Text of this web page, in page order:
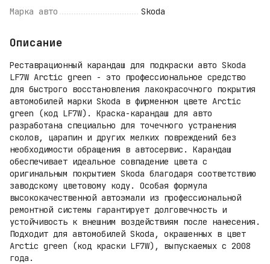
Марка авто Skoda
Описание
Реставрационный карандаш для подкраски авто Skoda
LF7W Arctic green - это профессиональное средство
для быстрого восстановления лакокрасочного покрытия
автомобилей марки Skoda в фирменном цвете Arctic
green (код LF7W). Краска-карандаш для авто
разработана специально для точечного устранения
сколов, царапин и других мелких повреждений без
необходимости обращения в автосервис. Карандаш
обеспечивает идеальное совпадение цвета с
оригинальным покрытием Skoda благодаря соответствию
заводскому цветовому коду. Особая формула
высококачественной автоэмали из профессиональной
ремонтной системы гарантирует долговечность и
устойчивость к внешним воздействиям после нанесения.
Подходит для автомобилей Skoda, окрашенных в цвет
Arctic green (код краски LF7W), выпускаемых с 2008
года.